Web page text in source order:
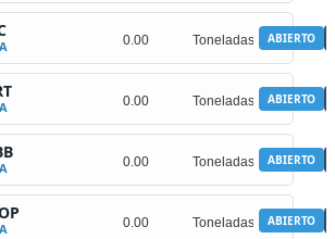
ABIERTO
ABIERTO
ABIERTO
ABIERTO